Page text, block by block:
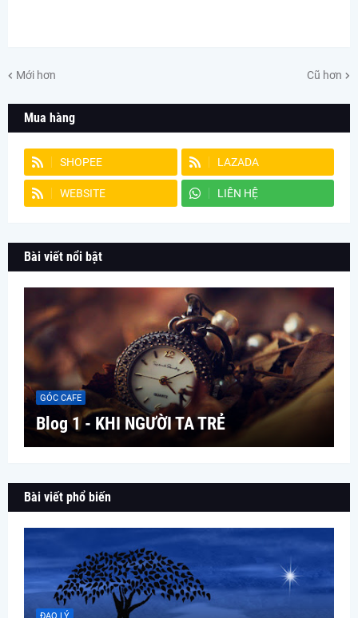
Mới hơn Cũ hơn
Mua hàng
SHOPEE LAZADA
WEBSITE LIÊN HỆ
Bài viết nổi bật
GÓC CAFE
Blog 1 - KHI NGƯỜI TA TRẺ
Bài viết phổ biến
ĐẠO LÝ